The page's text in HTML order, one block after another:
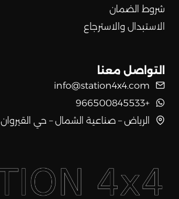
شروط الضمان
الاستبدال والاسترجاع
التواصل معنا
info@station4x4.com
+966500845533
الرياض – صناعية الشمال – حي القيروان